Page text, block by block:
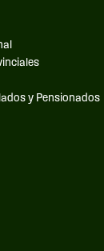
y Pensionados